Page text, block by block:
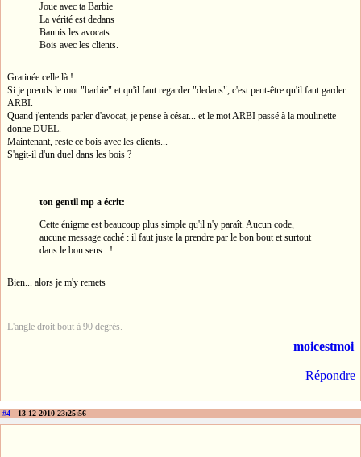
Joue avec ta Barbie
La vérité est dedans
Bannis les avocats
Bois avec les clients.
Gratinée celle là !
Si je prends le mot "barbie" et qu'il faut regarder "dedans", c'est peut-être qu'il faut garder
ARBI.
Quand j'entends parler d'avocat, je pense à césar... et le mot ARBI passé à la moulinette
donne DUEL.
Maintenant, reste ce bois avec les clients...
S'agit-il d'un duel dans les bois ?
ton gentil mp a écrit:
Cette énigme est beaucoup plus simple qu'il n'y paraît. Aucun code,
aucune message caché : il faut juste la prendre par le bon bout et surtout
dans le bon sens...!
Bien... alors je m'y remets
L'angle droit bout à 90 degrés.
moicestmoi
Répondre
#4 - 13-12-2010 23:25:56